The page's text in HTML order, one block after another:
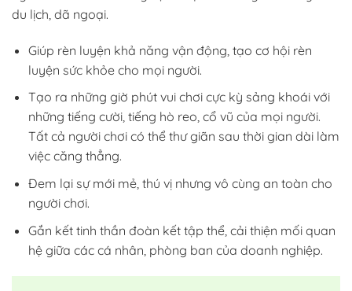
du lịch, dã ngoại.
Giúp rèn luyện khả năng vận động, tạo cơ hội rèn
luyện sức khỏe cho mọi người.
Tạo ra những giờ phút vui chơi cực kỳ sảng khoái với
những tiếng cười, tiếng hò reo, cổ vũ của mọi người.
Tất cả người chơi có thể thư giãn sau thời gian dài làm
việc căng thẳng.
Đem lại sự mới mẻ, thú vị nhưng vô cùng an toàn cho
người chơi.
Gắn kết tinh thần đoàn kết tập thể, cải thiện mối quan
hệ giữa các cá nhân, phòng ban của doanh nghiệp.